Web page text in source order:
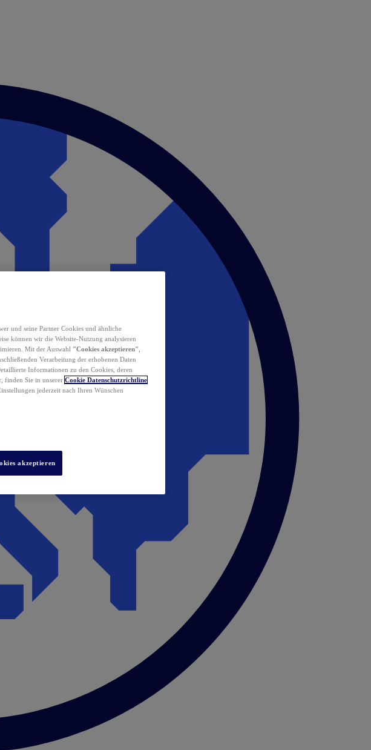
und seine Partner Cookies und ähnliche
können wir die Website-Nutzung analysieren
Mit der Auswahl "Cookies akzeptieren"
Verarbeitung der erhobenen Daten
Informationen zu den Cookies, deren
finden Sie in unserer Cookie Datenschutzrichtline
jederzeit nach Ihren Wünschen
akzeptieren